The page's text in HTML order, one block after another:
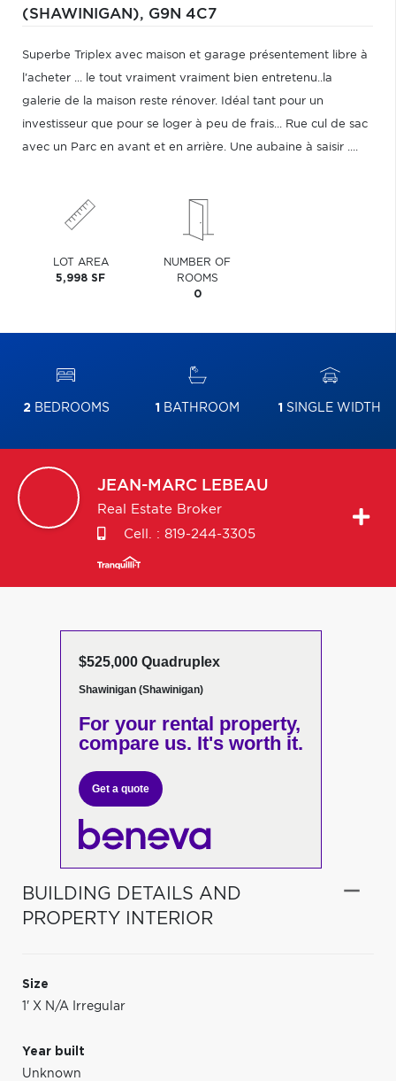
(SHAWINIGAN), G9N 4C7
Superbe Triplex avec maison et garage présentement libre à
l'acheter ... le tout vraiment vraiment bien entretenu..la
galerie de la maison reste rénover. Idéal tant pour un
investisseur que pour se loger à peu de frais... Rue cul de sac
avec un Parc en avant et en arrière. Une aubaine à saisir ....
LOT AREA
5,998 SF
NUMBER OF
ROOMS
0
2BEDROOMS 1 BATHROOM 1 SINGLE WIDTH
JEAN-MARC LEBEAU
Real Estate Broker
Cell. : 819-244-3305
$525,000 Quadruplex
Shawinigan (Shawinigan)
For your rental property,
compare us. It's worth it.
Get a quote
BUILDING DETAILS AND
PROPERTY INTERIOR
Size
1' X N/A Irregular
Year built
Unknown